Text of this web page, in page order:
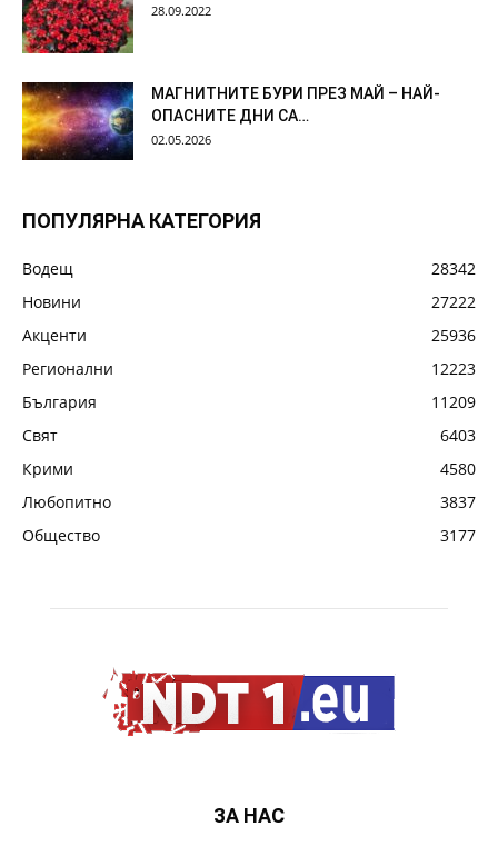
28.09.2022
МАГНИТНИТЕ БУРИ ПРЕЗ МАЙ – НАЙ-
ОПАСНИТЕ ДНИ СА…
02.05.2026
ПОПУЛЯРНА КАТЕГОРИЯ
Водещ
28342
Новини
27222
Акценти
25936
Регионални
12223
България
11209
Свят
6403
Крими
4580
Любопитно
3837
Общество
3177
ЗА НАС